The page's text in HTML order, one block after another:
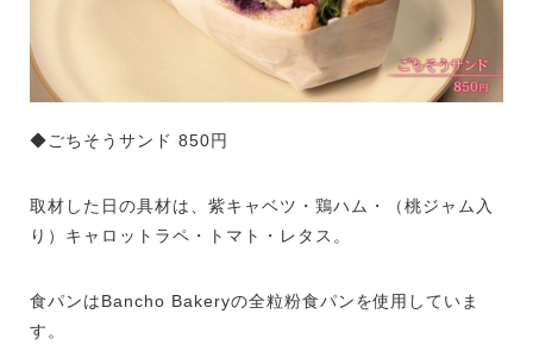
◆ごちそうサンド 850円
取材した日の具材は、紫キャベツ・鶏ハム・（桃ジャム入
り）キャロットラペ・トマト・レタス。
食パンはBancho Bakeryの全粒粉食パンを使用していま
す。